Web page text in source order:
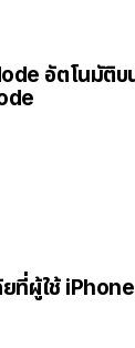
อัตโนมัติบ
ที่ผู้ใช้ iPhone